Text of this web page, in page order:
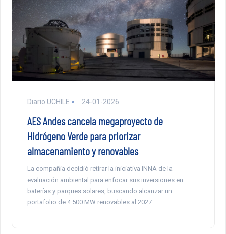
Diario UCHILE 24-01-2026
AES Andes cancela megaproyecto de
Hidrógeno Verde para priorizar
almacenamiento y renovables
La compañía decidió retirar la iniciativa INNA de la
evaluación ambiental para enfocar sus inversiones en
baterías y parques solares, buscando alcanzar un
portafolio de 4.500 MW renovables al 2027.